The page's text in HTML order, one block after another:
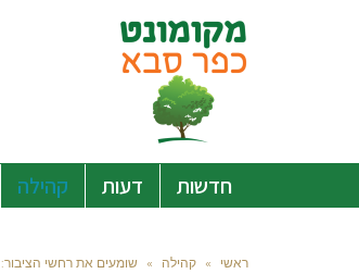
חדשות דעות קהילה
ראשי » קהילה » שומעים את רחשי הציבור: 80 אלף ₪ למערכות שמע עבור מוגבלים